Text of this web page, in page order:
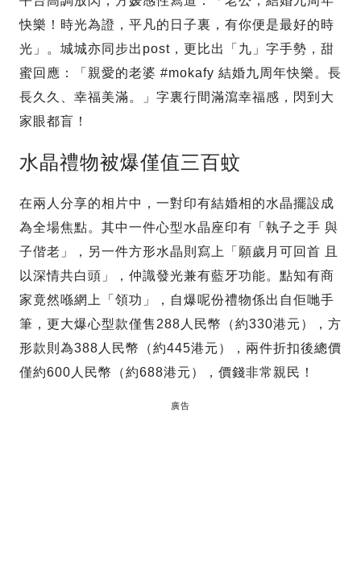
快樂！時光為證，平凡的日子裏，有你便是最好的時
光」。城城亦同步出post，更比出「九」字手勢，甜
蜜回應：「親愛的老婆 #mokafy 結婚九周年快樂。長
長久久、幸福美滿。」字裏行間滿瀉幸福感，閃到大
家眼都盲！
水晶禮物被爆僅值三百蚊
在兩人分享的相片中，一對印有結婚相的水晶擺設成
為全場焦點。其中一件心型水晶座印有「執子之手 與
子偕老」，另一件方形水晶則寫上「願歲月可回首 且
以深情共白頭」，仲識發光兼有藍牙功能。點知有商
家竟然喺網上「領功」，自爆呢份禮物係出自佢哋手
筆，更大爆心型款僅售288人民幣（約330港元），方
形款則為388人民幣（約445港元），兩件折扣後總價
僅約600人民幣（約688港元），價錢非常親民！
廣告